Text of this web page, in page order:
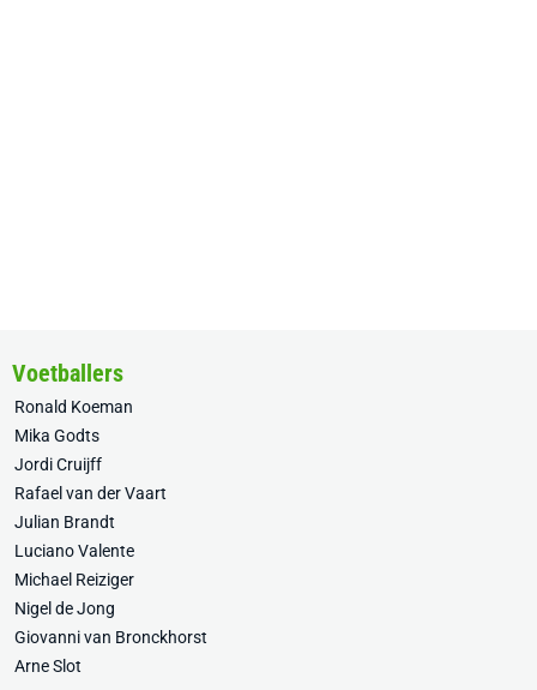
Voetballers
Ronald Koeman
Mika Godts
Jordi Cruijff
Rafael van der Vaart
Julian Brandt
Luciano Valente
Michael Reiziger
Nigel de Jong
Giovanni van Bronckhorst
Arne Slot